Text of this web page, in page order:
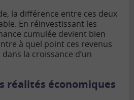
la différence entre ces deux
En réinvestissant les
cumulée devient bien
à quel point ces revenus
la croissance d’un
réalités économiques